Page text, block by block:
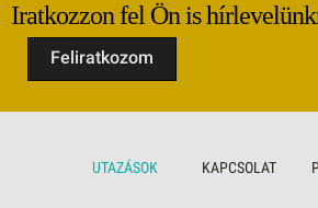
Iratkozzon fel Ön is
Feliratkozom
UTAZÁSOK KAPCSOLAT